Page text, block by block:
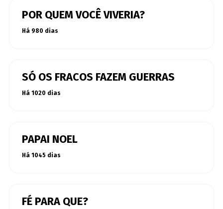
POR QUEM VOCÊ VIVERIA?
Há 980 dias
SÓ OS FRACOS FAZEM GUERRAS
Há 1020 dias
PAPAI NOEL
Há 1045 dias
FÉ PARA QUE?